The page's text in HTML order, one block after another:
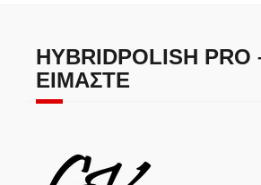
HYBRIDPOLISH PRO
ΕΊΜΑΣΤΕ